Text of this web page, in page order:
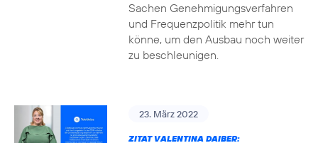
Sachen Genehmigungsverfahren
und Frequenzpolitik mehr tun
könne, um den Ausbau noch weiter
zu beschleunigen.
23. März 2022
ZITAT VALENTINA DAIBER: